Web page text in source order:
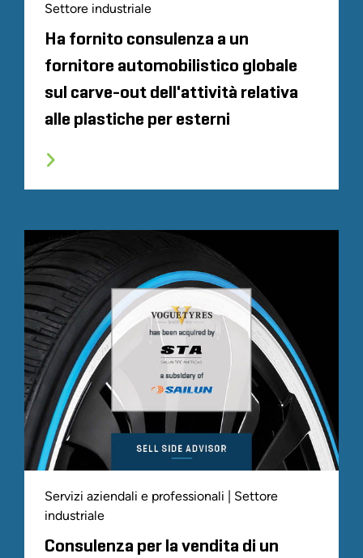
Settore industriale
Ha fornito consulenza a un
fornitore automobilistico globale
sul carve-out dell'attività relativa
alle plastiche per esterni
Servizi aziendali e professionali | Settore
industriale
Consulenza per la vendita di un